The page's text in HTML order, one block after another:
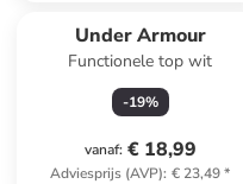
Under Armour
Functionele top wit
-19%
vanaf: € 18,99
Adviesprijs (AVP): € 23,49*